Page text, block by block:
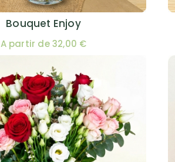
Bouquet Enjoy
A partir de 32,00 €